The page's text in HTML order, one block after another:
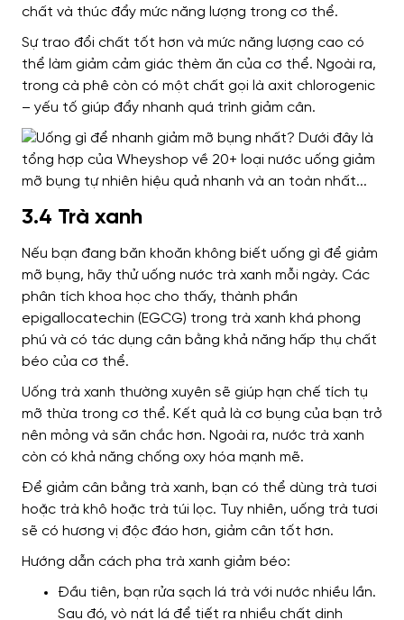
chất và thúc đẩy mức năng lượng trong cơ thể.
Sự trao đổi chất tốt hơn và mức năng lượng cao có
thể làm giảm cảm giác thèm ăn của cơ thể. Ngoài ra,
trong cà phê còn có một chất gọi là axit chlorogenic
– yếu tố giúp đẩy nhanh quá trình giảm cân.
3.4 Trà xanh
Nếu bạn đang băn khoăn không biết uống gì để giảm
mỡ bụng, hãy thử uống nước trà xanh mỗi ngày. Các
phân tích khoa học cho thấy, thành phần
epigallocatechin (EGCG) trong trà xanh khá phong
phú và có tác dụng cân bằng khả năng hấp thụ chất
béo của cơ thể.
Uống trà xanh thường xuyên sẽ giúp hạn chế tích tụ
mỡ thừa trong cơ thể. Kết quả là cơ bụng của bạn trở
nên mỏng và săn chắc hơn. Ngoài ra, nước trà xanh
còn có khả năng chống oxy hóa mạnh mẽ.
Để giảm cân bằng trà xanh, bạn có thể dùng trà tươi
hoặc trà khô hoặc trà túi lọc. Tuy nhiên, uống trà tươi
sẽ có hương vị độc đáo hơn, giảm cân tốt hơn.
Hướng dẫn cách pha trà xanh giảm béo:
Đầu tiên, bạn rửa sạch lá trà với nước nhiều lần.
Sau đó, vò nát lá để tiết ra nhiều chất dinh